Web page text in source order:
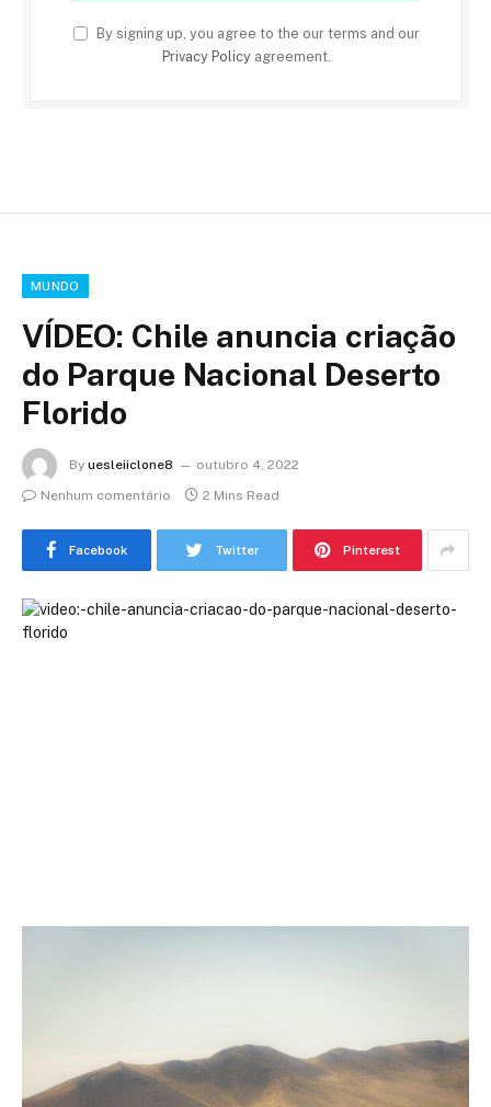
By signing up, you agree to the our terms and our
Privacy Policyagreement.
MUNDO
VÍDEO: Chile anuncia criação
do Parque Nacional Deserto
Florido
By uesleiiclone8
outubro 4, 2022
Nenhum comentário
2 Mins Read
Facebook Twitter Pinterest